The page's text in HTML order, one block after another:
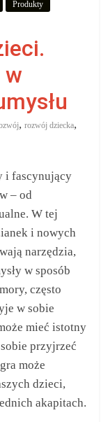
Produkty
w
,rozwój dziecka,
i fascynujący
– od
W tej
i nowych
narzędzia,
w sposób
często
w sobie
mieć istotny
przyjrzeć
może
dzieci,
akapitach.